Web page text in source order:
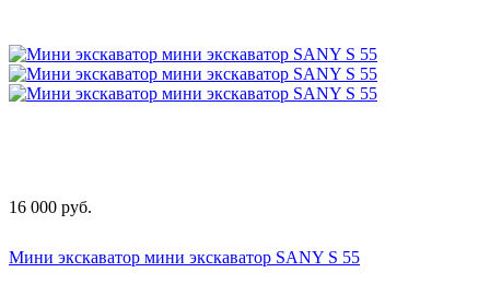
16 000 руб.
Мини экскаватор мини экскаватор SANY S 55